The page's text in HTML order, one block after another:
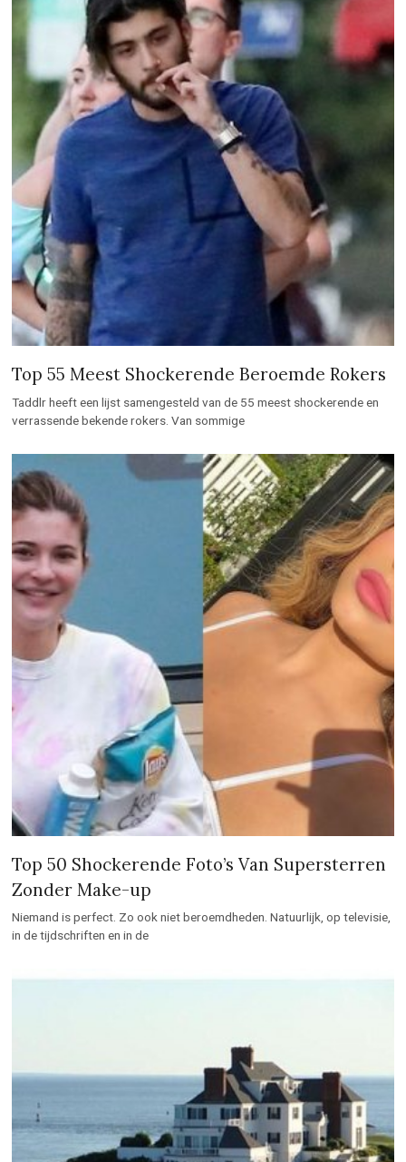
Top 55 Meest Shockerende Beroemde Rokers
Taddlr heeft een lijst samengesteld van de 55 meest shockerende en
verrassende bekende rokers. Van sommige
Top 50 Shockerende Foto’s Van Supersterren
Zonder Make-up
Niemand is perfect. Zo ook niet beroemdheden. Natuurlijk, op televisie,
in de tijdschriften en in de